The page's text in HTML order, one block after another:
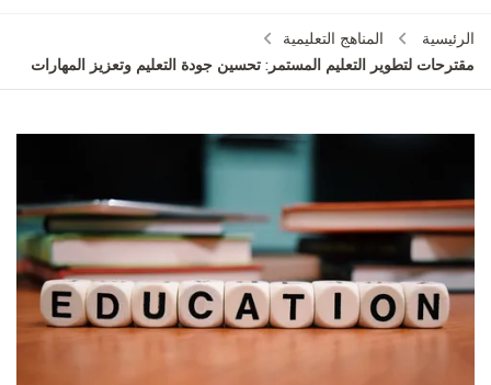
الرئيسية
المناهج التعليمية
مقترحات لتطوير التعليم المستمر: تحسين جودة التعليم وتعزيز المهارات